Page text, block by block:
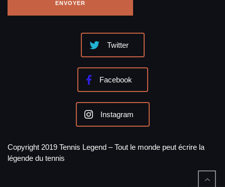
Twitter
Facebook
Instagram
Copyright 2019 Tennis Legend – Tout le monde peut écrire la
légende du tennis